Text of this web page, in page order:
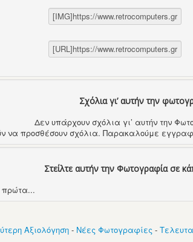
Σχόλια γι’ αυτήν την
Δεν υπάρχουν σχόλια γι’ αυτήν την
να προσθέσουν σχόλια. Παρακαλούμε
Στείλτε αυτήν την Φωτογραφία σε
πρώτα...
Αξιολόγηση- Νέες Φωτογραφίες -